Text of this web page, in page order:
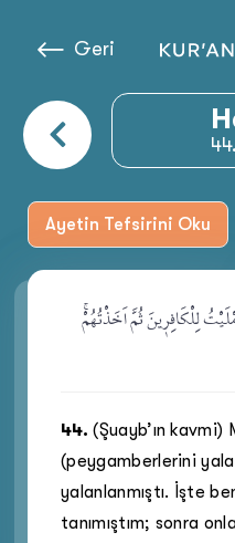
Geri
44
Ayetin Tefsirini Oku
لِلْكَافِر۪ينَ ثُمَّ اَخَذْتُهُمْۚ
44. (Şuayb’ın kavmi)
(peygamberlerini
yalanlanmıştı. İşte
tanımıştım; sonra